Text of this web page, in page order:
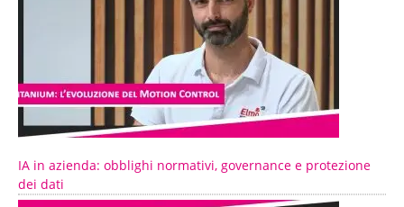
IA in azienda: obblighi normativi, governance e protezione
dei dati